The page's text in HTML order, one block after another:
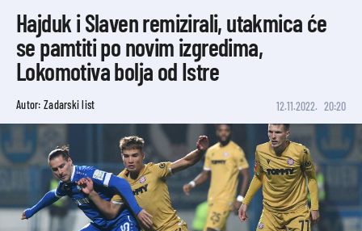
Hajduk i Slaven remizirali, utakmica će
se pamtiti po novim izgredima,
Lokomotiva bolja od Istre
Autor: Zadarski list 12.11.2022. 20:20